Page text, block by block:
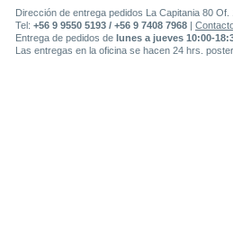
Dirección de entrega pedidos La Capitania 80
Tel: +56 9 9550 5193 / +56 9 7408 7968 |
Entrega de pedidos de lunes a jueves 10:00-
Las entregas en la oficina se hacen 24 hrs.